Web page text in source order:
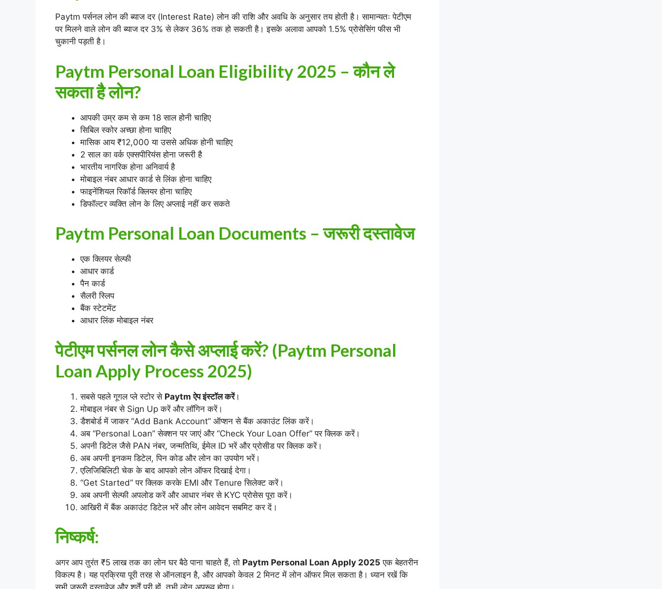
Paytm पर्सनल लोन की ब्याज दर (Interest Rate) लोन की राशि और अवधि के अनुसार तय होती है। सामान्यतः पेटीएम
पर मिलने वाले लोन की ब्याज दर 3% से लेकर 36% तक हो सकती है। इसके अलावा आपको 1.5% प्रोसेसिंग फीस भी
चुकानी पड़ती है।
Paytm Personal Loan Eligibility 2025 – कौन ले
सकता है लोन?
आपकी उम्र कम से कम 18 साल होनी चाहिए
सिबिल स्कोर अच्छा होना चाहिए
मासिक आय ₹12,000 या उससे अधिक होनी चाहिए
2 साल का वर्क एक्सपीरियंस होना जरूरी है
भारतीय नागरिक होना अनिवार्य है
मोबाइल नंबर आधार कार्ड से लिंक होना चाहिए
फाइनेंशियल रिकॉर्ड क्लियर होना चाहिए
डिफॉल्टर व्यक्ति लोन के लिए अप्लाई नहीं कर सकते
Paytm Personal Loan Documents – जरूरी दस्तावेज
एक क्लियर सेल्फी
आधार कार्ड
पैन कार्ड
सैलरी स्लिप
बैंक स्टेटमेंट
आधार लिंक मोबाइल नंबर
पेटीएम पर्सनल लोन कैसे अप्लाई करें? (Paytm Personal
Loan Apply Process 2025)
सबसे पहले गूगल प्ले स्टोर से Paytm ऐप इंस्टॉल करें।
मोबाइल नंबर से Sign Up करें और लॉगिन करें।
डैशबोर्ड में जाकर “Add Bank Account” ऑप्शन से बैंक अकाउंट लिंक करें।
अब “Personal Loan” सेक्शन पर जाएं और “Check Your Loan Offer” पर क्लिक करें।
अपनी डिटेल जैसे PAN नंबर, जन्मतिथि, ईमेल ID भरें और प्रोसीड पर क्लिक करें।
अब अपनी इनकम डिटेल, पिन कोड और लोन का उपयोग भरें।
एलिजिबिलिटी चेक के बाद आपको लोन ऑफर दिखाई देगा।
“Get Started” पर क्लिक करके EMI और Tenure सिलेक्ट करें।
अब अपनी सेल्फी अपलोड करें और आधार नंबर से KYC प्रोसेस पूरा करें।
आखिरी में बैंक अकाउंट डिटेल भरें और लोन आवेदन सबमिट कर दें।
निष्कर्ष:
अगर आप तुरंत ₹5 लाख तक का लोन घर बैठे पाना चाहते हैं, तो Paytm Personal Loan Apply 2025 एक बेहतरीन
विकल्प है। यह प्रक्रिया पूरी तरह से ऑनलाइन है, और आपको केवल 2 मिनट में लोन ऑफर मिल सकता है। ध्यान रखें कि